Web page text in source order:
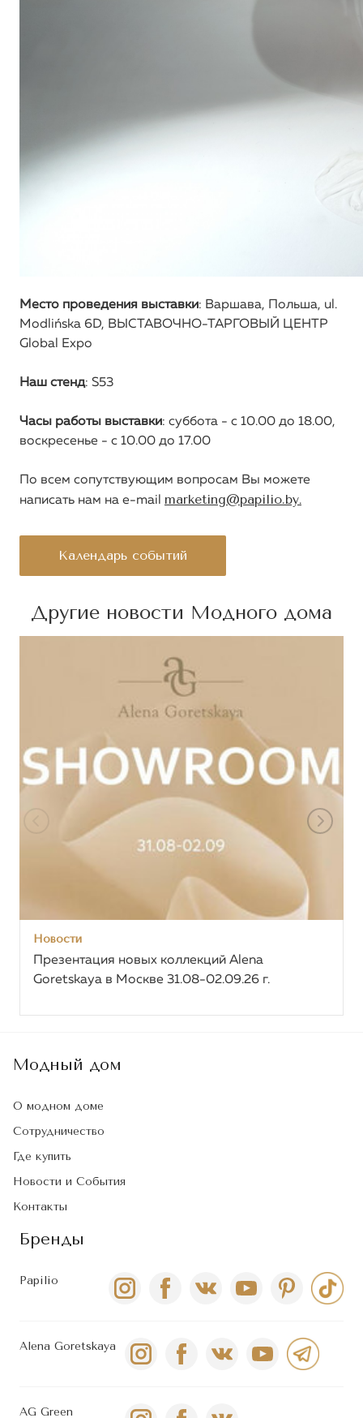
Место проведения выставки: Варшава, Польша, ul.
Modlińska 6D, ВЫСТАВОЧНО-ТАРГОВЫЙ ЦЕНТР
Global Expo
Наш стенд: S53
Часы работы выставки: суббота - с 10.00 до 18.00,
воскресенье - с 10.00 до 17.00
По всем сопутствующим вопросам Вы можете
написать нам на e-mail marketing@papilio.by.
Календарь событий
Другие новости Модного дома
Новости
Презентация новых коллекций Alena
Goretskaya в Москве 31.08-02.09.26 г.
Модный дом
О модном доме
Сотрудничество
Где купить
Новости и События
Контакты
Бренды
Papilio
Alena Goretskaya
AG Green